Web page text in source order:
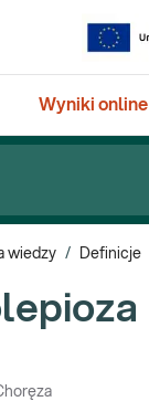
Wyniki online
wiedzy / Definicje